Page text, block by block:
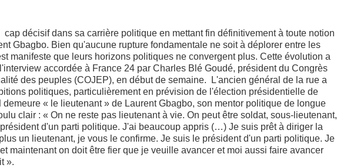
décisif dans sa carrière politique en mettant fin définitivement à toute notion
Gbagbo. Bien qu'aucune rupture fondamentale ne soit à déplorer entre les
manifeste que leurs horizons politiques ne convergent plus. Cette évolution a
accordée à France 24 par Charles Blé Goudé, président du Congrès
des peuples (COJEP), en début de semaine. L'ancien général de la rue a
politiques, particulièrement en prévision de l'élection présidentielle de
« le lieutenant » de Laurent Gbagbo, son mentor politique de longue
clair : « On ne reste pas lieutenant à vie. On peut être soldat, sous-lieutenant,
d'un parti politique. J'ai beaucoup appris (…) Je suis prêt à diriger la
un lieutenant, je vous le confirme. Je suis le président d'un parti politique. Je
maintenant on doit être fier que je veuille avancer et moi aussi faire avancer
».